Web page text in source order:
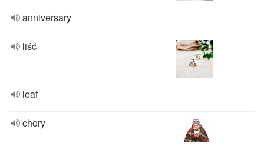
anniversary
liść
leaf
chory